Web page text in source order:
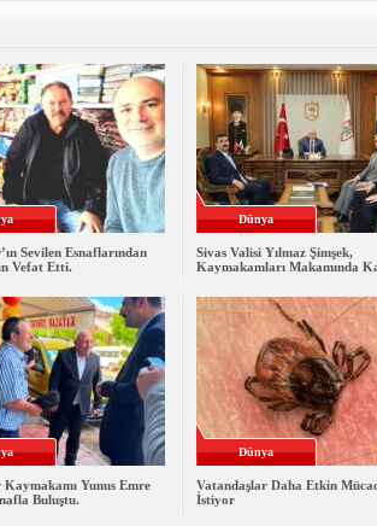
Sevilen Esnaflarından
Vefat Etti.
Dünya
Sivas Valisi Yılmaz Şimşek,
Kaymakamları Makamında
Yunus Emre
Buluştu.
Dünya
Vatandaşlar Daha Etkin
İstiyor